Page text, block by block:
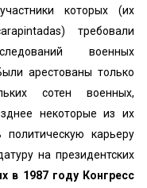
которых (их
требовали
военных
арестованы только
сотен военных,
некоторые из их
карьеру
на президентских
в 1987 году Конгресс